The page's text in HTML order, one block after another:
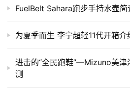
FuelBelt Sahara跑步手持水壶简
为夏季而生 李宁超轻11代开箱介
进击的“全民跑鞋”—Mizuno美津
测